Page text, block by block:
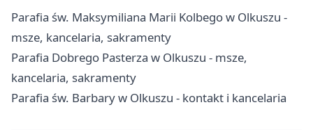
Parafia św. Maksymiliana Marii Kolbego w Olkuszu -
msze, kancelaria, sakramenty
Parafia Dobrego Pasterza w Olkuszu - msze,
kancelaria, sakramenty
Parafia św. Barbary w Olkuszu - kontakt i kancelaria